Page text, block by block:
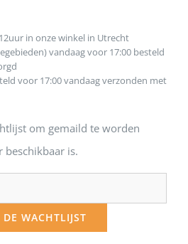
in onze winkel in Utrecht
vandaag voor 17:00 besteld
voor 17:00 vandaag verzonden met
om gemaild te worden
is.
WACHTLIJST